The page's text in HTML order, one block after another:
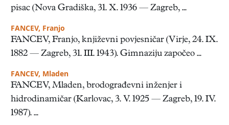
pisac (Nova Gradiška, 31. X. 1936 — Zagreb, ...
FANCEV, Franjo
FANCEV, Franjo, književni povjesničar (Virje, 24. IX.
1882 — Zagreb, 31. III. 1943). Gimnaziju započeo ...
FANCEV, Mladen
FANCEV, Mladen, brodograđevni inženjer i
hidrodinamičar (Karlovac, 3. V. 1925 — Zagreb, 19. IV.
1987). ...